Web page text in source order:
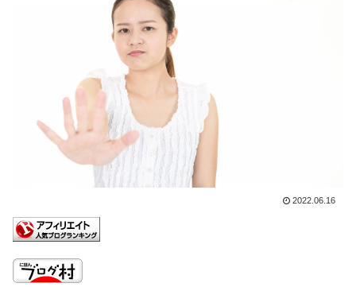
2022.06.16